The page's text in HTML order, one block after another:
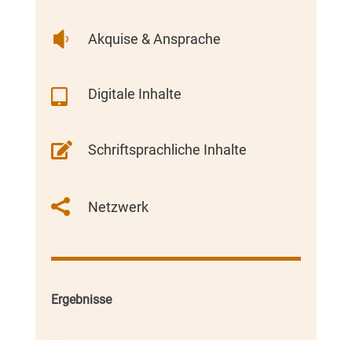
 Akquise & Ansprache
 Digitale Inhalte
 Schriftsprachliche Inhalte
 Netzwerk
Ergebnisse